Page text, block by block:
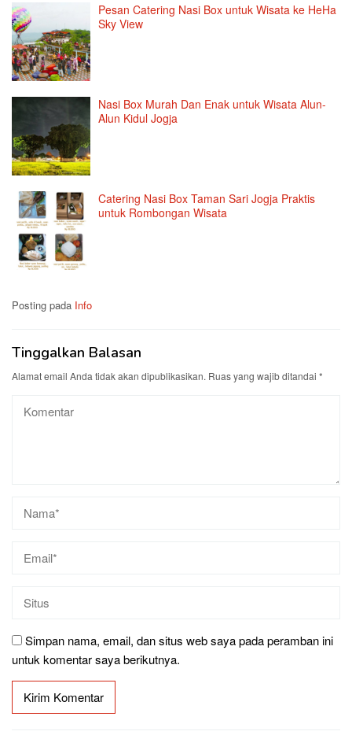
Pesan Catering Nasi Box untuk Wisata ke HeHa
Sky View
Nasi Box Murah Dan Enak untuk Wisata Alun-
Alun Kidul Jogja
Catering Nasi Box Taman Sari Jogja Praktis
untuk Rombongan Wisata
Posting pada Info
Tinggalkan Balasan
Alamat email Anda tidak akan dipublikasikan. Ruas yang wajib ditandai *
Simpan nama, email, dan situs web saya pada peramban ini
untuk komentar saya berikutnya.